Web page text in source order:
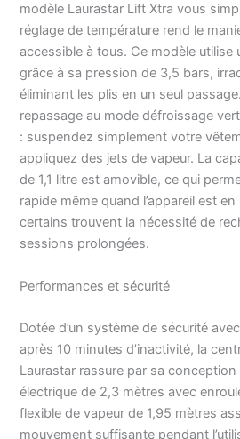
modèle Laurastar Lift Xtra vous
réglage de température rend le
accessible à tous. Ce modèle utilise
grâce à sa pression de 3,5 bars,
éliminant les plis en un seul
repassage au mode défroissage
: suspendez simplement votre
appliquez des jets de vapeur. La
de 1,1 litre est amovible, ce qui
rapide même quand l’appareil est
certains trouvent la nécessité de
sessions prolongées.
Performances et sécurité
Dotée d’un système de sécurité
après 10 minutes d’inactivité, la
Laurastar rassure par sa
électrique de 2,3 mètres avec
flexible de vapeur de 1,95 mètres
mouvement suffisante pendant